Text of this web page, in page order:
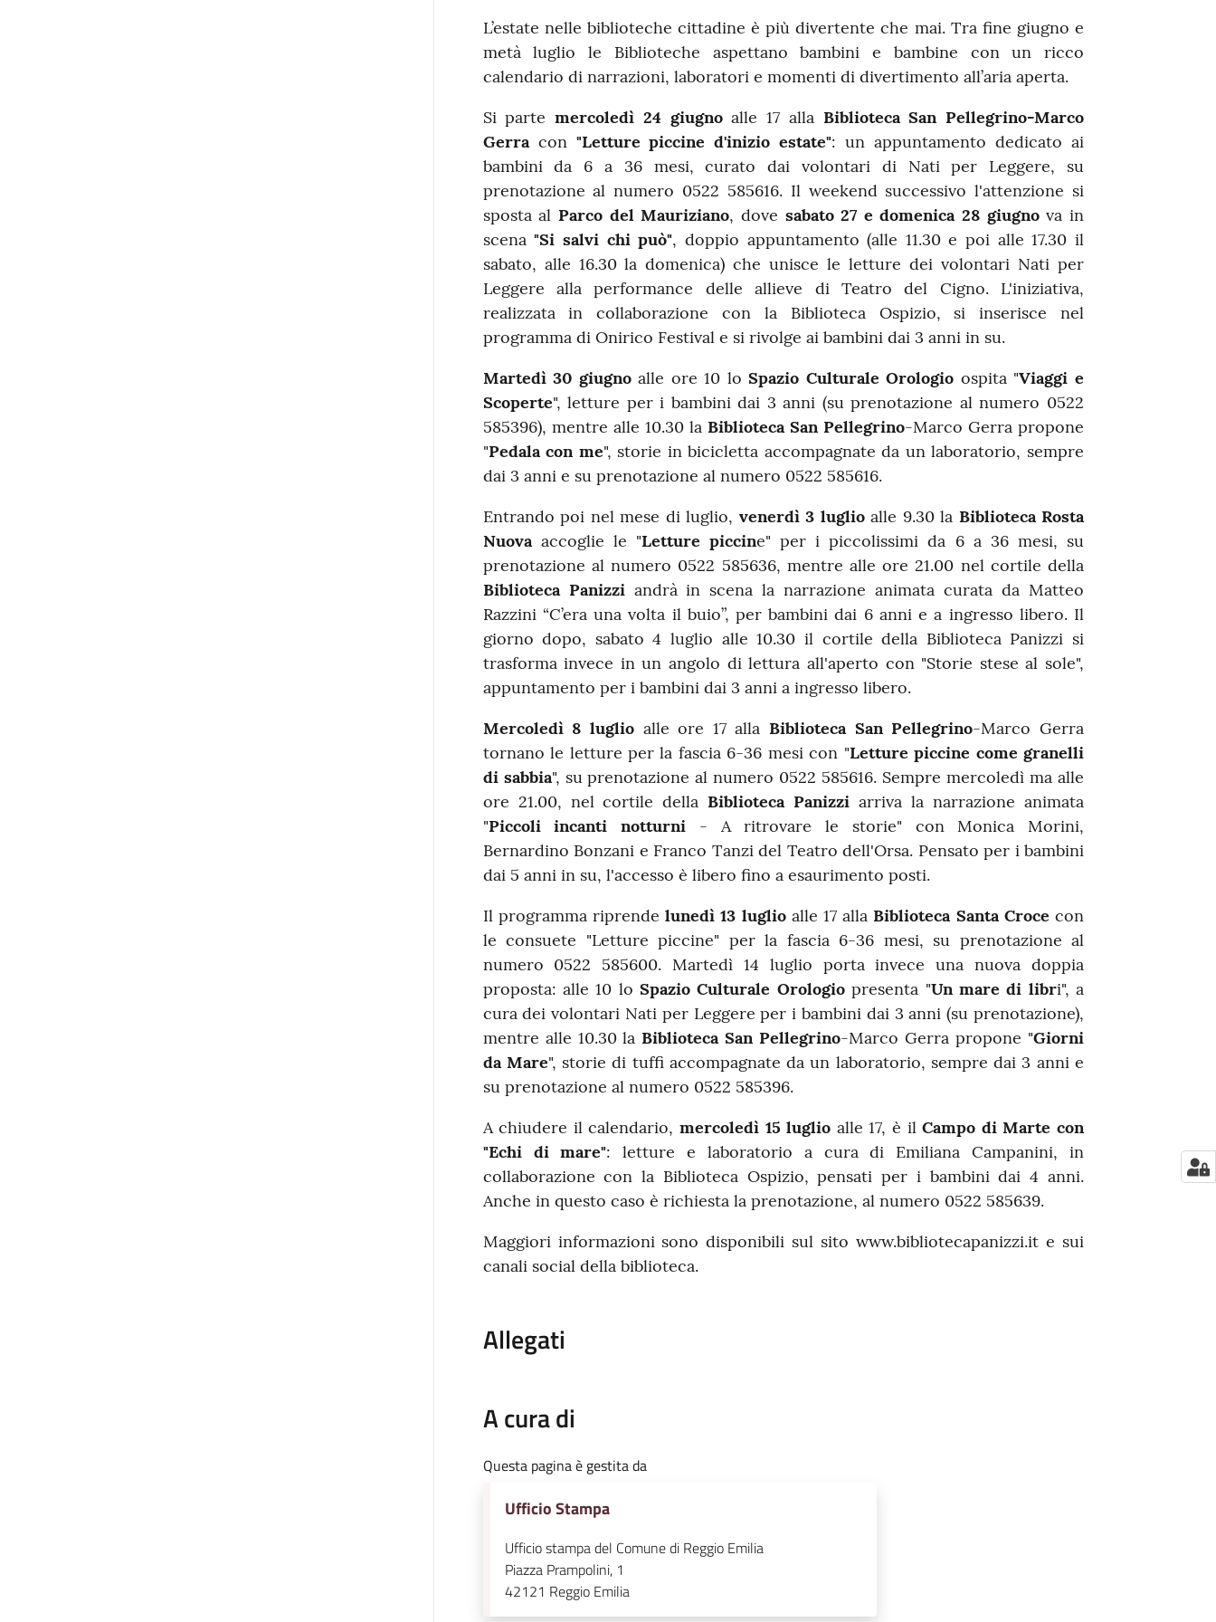
Contenuto
L’estate nelle biblioteche cittadine è più divertente che mai. Tra fine giugno e
metà luglio le Biblioteche aspettano bambini e bambine con un ricco
calendario di narrazioni, laboratori e momenti di divertimento all’aria aperta.
Si partemercoledì 24 giugnoalle 17 alla Biblioteca San Pellegrino-Marco
Gerracon "Letture piccine d'inizio estate": un appuntamento dedicato ai
bambini da 6 a 36 mesi, curato dai volontari di Nati per Leggere, su
prenotazione al numero 0522 585616. Il weekend successivo l'attenzione si
sposta al Parco del Mauriziano, dove sabato 27 e domenica 28 giugnova in
scena"Si salvi chi può", doppio appuntamento (alle 11.30 e poi alle 17.30 il
sabato, alle 16.30 la domenica) che unisce le letture dei volontari Nati per
Leggere alla performance delle allieve di Teatro del Cigno. L'iniziativa,
realizzata in collaborazione con la Biblioteca Ospizio, si inserisce nel
programma di Onirico Festival e si rivolge ai bambini dai 3 anni in su.
Martedì 30 giugnoalle ore 10 loSpazio Culturale Orologio ospita "Viaggi e
Scoperte", letture per i bambini dai 3 anni (su prenotazione al numero 0522
585396), mentre alle 10.30 la Biblioteca San Pellegrino-Marco Gerra propone
"Pedala con me", storie in bicicletta accompagnate da un laboratorio, sempre
dai 3 anni e su prenotazione al numero 0522 585616.
Entrando poi nel mese di luglio, venerdì 3 luglioalle 9.30 la Biblioteca Rosta
Nuovaaccoglie le "Letture piccine" per i piccolissimi da 6 a 36 mesi, su
prenotazione al numero 0522 585636, mentre alle ore 21.00 nel cortile della
Biblioteca Panizzi andrà in scena la narrazione animata curata da Matteo
Razzini “C’era una volta il buio”, per bambini dai 6 anni e a ingresso libero. Il
giorno dopo, sabato 4 luglio alle 10.30 il cortile della Biblioteca Panizzi si
trasforma invece in un angolo di lettura all'aperto con "Storie stese al sole",
appuntamento per i bambini dai 3 anni a ingresso libero.
Mercoledì 8 luglioalle ore 17 alla Biblioteca San Pellegrino-Marco Gerra
tornano le letture per la fascia 6-36 mesi con "Letture piccine come granelli
di sabbia", su prenotazione al numero 0522 585616. Sempre mercoledì ma alle
ore 21.00, nel cortile della Biblioteca Panizzi arriva la narrazione animata
"Piccoli incanti notturni - A ritrovare le storie" con Monica Morini,
Bernardino Bonzani e Franco Tanzi del Teatro dell'Orsa. Pensato per i bambini
dai 5 anni in su, l'accesso è libero fino a esaurimento posti.
Il programma riprendelunedì 13 luglioalle 17 alla Biblioteca Santa Croce con
le consuete "Letture piccine" per la fascia 6-36 mesi, su prenotazione al
numero 0522 585600. Martedì 14 luglio porta invece una nuova doppia
proposta: alle 10 loSpazio Culturale Orologiopresenta "Un mare di libri", a
cura dei volontari Nati per Leggere per i bambini dai 3 anni (su prenotazione),
mentre alle 10.30 la Biblioteca San Pellegrino-Marco Gerra propone "Giorni
da Mare", storie di tuffi accompagnate da un laboratorio, sempre dai 3 anni e
su prenotazione al numero 0522 585396.
A chiudere il calendario,mercoledì 15 luglio alle 17, è ilCampo di Marte con
"Echi di mare": letture e laboratorio a cura di Emiliana Campanini, in
collaborazione con la Biblioteca Ospizio, pensati per i bambini dai 4 anni.
Anche in questo caso è richiesta la prenotazione, al numero 0522 585639.
Maggiori informazioni sono disponibili sul sito www.bibliotecapanizzi.it e sui
canali social della biblioteca.
Allegati
A cura di
Questa pagina è gestita da
Ufficio Stampa
Ufficio stampa del Comune di Reggio Emilia
Piazza Prampolini, 1
42121 Reggio Emilia